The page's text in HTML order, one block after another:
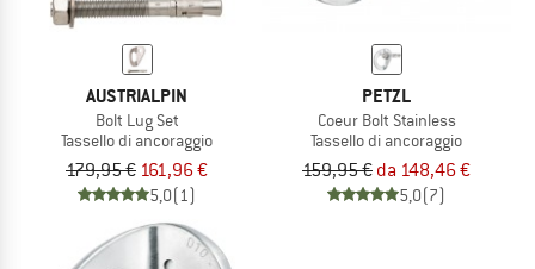
AUSTRIALPIN
Bolt Lug Set
Tassello di ancoraggio
179,95 € 161,96 €
5,0(1)
PETZL
Coeur Bolt Stainless
Tassello di ancoraggio
159,95 € da 148,46 €
5,0(7)